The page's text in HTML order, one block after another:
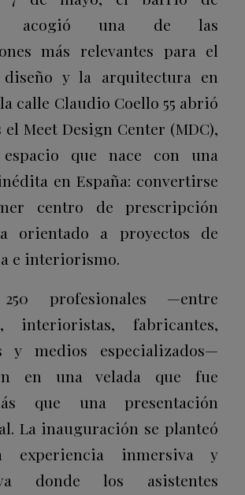
acogió una de las
más relevantes para el
y la arquitectura en
calle Claudio Coello 55 abrió
el Meet Design Center (MDC),
que nace con una
en España: convertirse
centro de prescripción
orientado a proyectos de
e interiorismo.
profesionales —entre
interioristas, fabricantes,
y medios especializados—
en una velada que fue
que una presentación
La inauguración se planteó
experiencia inmersiva y
donde los asistentes